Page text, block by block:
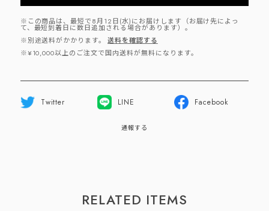
※この商品は、最短で8月12日(水)にお届けします（お届け先によっ
て、最短到着日に数日追加される場合があります）。
※別途送料がかかります。
送料を確認する
※¥10,000以上のご注文で国内送料が無料になります。
Twitter LINE Facebook
通報する
RELATED ITEMS